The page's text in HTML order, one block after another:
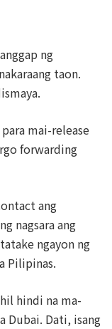
ng
taon.
para mai-release
forwarding
ang
nagsara ang
ngayon ng
Pilipinas.
hindi na ma-
Dubai. Dati, isang